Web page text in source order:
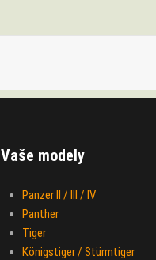
Vaše modely
Panzer II / III / IV
Panther
Tiger
Königstiger / Stürmtiger